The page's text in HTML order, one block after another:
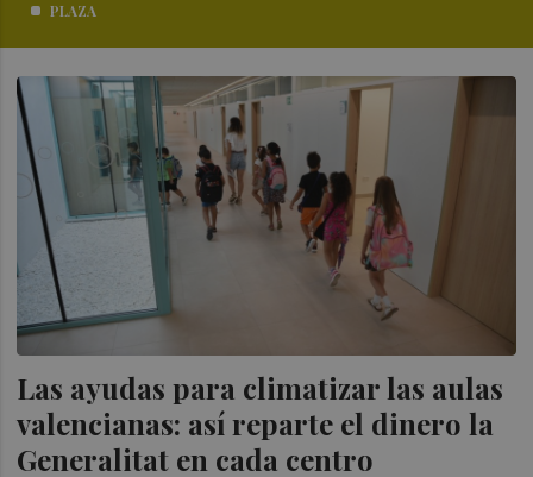
PLAZA
Las ayudas para climatizar las aulas
valencianas: así reparte el dinero la
Generalitat en cada centro